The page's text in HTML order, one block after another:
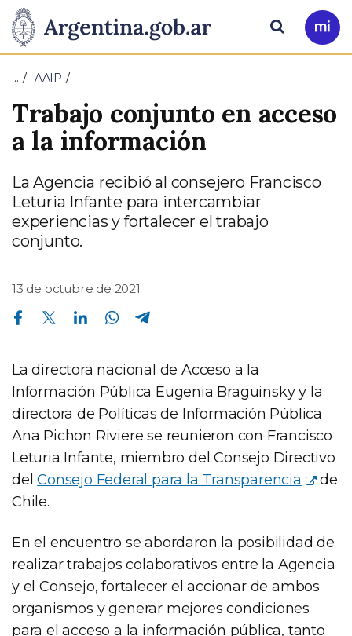
Presidencia
de
la
Nación
Pasar al contenido principal
Ir
a
Buscar
… AAIP
Trabajo conjunto en acceso
a la información
La Agencia recibió al consejero Francisco
Leturia Infante para intercambiar
experiencias y fortalecer el trabajo
conjunto.
13 de octubre de 2021
Compartir en Facebook Compartir en Twitter Compartir en Linkedin Compartir en Whatsapp
La directora nacional de Acceso a la
Información Pública Eugenia Braguinsky y la
directora de Políticas de Información Pública
Ana Pichon Riviere se reunieron con Francisco
Leturia Infante, miembro del Consejo Directivo
delConsejo Federal para la Transparencia
de
Chile.
En el encuentro se abordaron la posibilidad de
realizar trabajos colaborativos entre la Agencia
y el Consejo, fortalecer el accionar de ambos
organismos y generar mejores condiciones
para el acceso a la información pública, tanto